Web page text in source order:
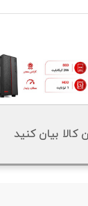
کالا بیان کنید